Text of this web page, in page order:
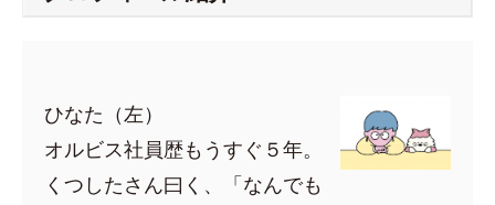
ひなた（左）
オルビス社員歴もうすぐ５年。
くつしたさん曰く、「なんでも